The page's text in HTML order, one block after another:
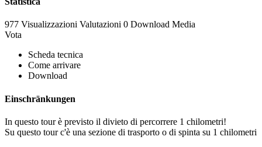
977 Visualizzazioni Valutazioni 0 Download Media
Vota
Scheda tecnica
Come arrivare
Download
Einschränkungen
In questo tour è previsto il divieto di percorrere 1 chilometri!
Su questo tour c'è una sezione di trasporto o di spinta su 1 chilometri